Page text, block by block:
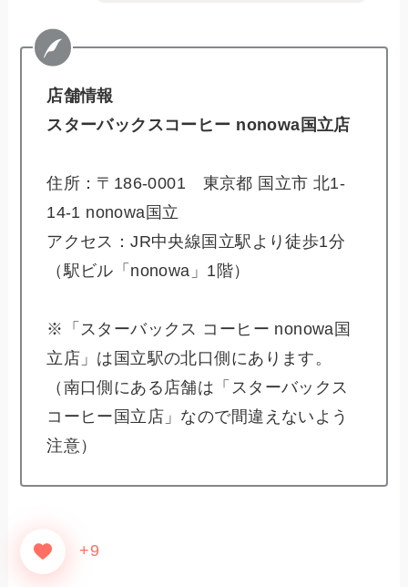
店舗情報
スターバックスコーヒー nonowa国立店
住所：〒186-0001 東京都 国立市 北1-
14-1 nonowa国立
アクセス：JR中央線国立駅より徒歩1分
（駅ビル「nonowa」1階）
※「スターバックス コーヒー nonowa国
立店」は国立駅の北口側にあります。
（南口側にある店舗は「スターバックス
コーヒー国立店」なので間違えないよう
注意）
+9